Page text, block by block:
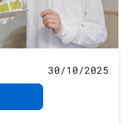
30/10/2025